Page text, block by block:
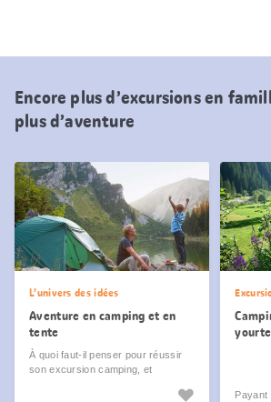
Encore plus d’excursions en
plus d’aventure
L’univers des idées
Aventure en camping et en
tente
À quoi faut-il penser pour réussir
son excursion camping, et
Payant